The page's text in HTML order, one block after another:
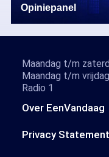
Opiniepanel
Over EenVandaag
Privacy Statement
Maandag t/m
Maandag t/m
Radio 1